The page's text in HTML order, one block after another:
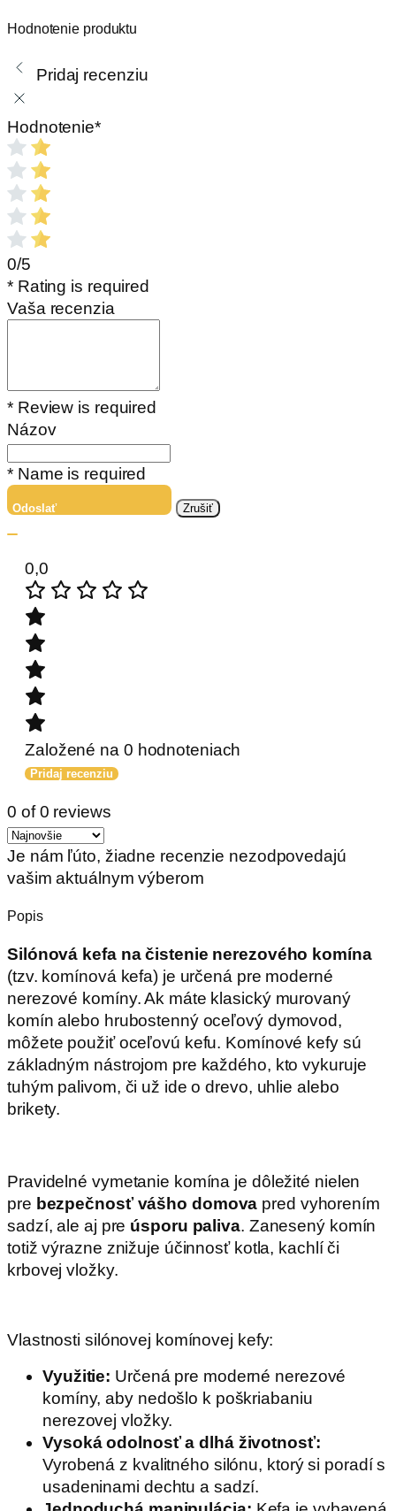
čistenie
komína,
silónová
Hodnotenie produktu
Pridaj recenziu
Hodnotenie*
0/5
* Rating is required
Vaša recenzia
* Review is required
Názov
* Name is required
Odoslať Zrušiť
0,0
Založené na 0 hodnoteniach
Pridaj recenziu
0 of 0 reviews
Je nám ľúto, žiadne recenzie nezodpovedajú
vašim aktuálnym výberom
Popis
Silónová kefa na čistenie nerezového komína
(tzv. komínová kefa) je určená pre moderné
nerezové komíny. Ak máte klasický murovaný
komín alebo hrubostenný oceľový dymovod,
môžete použiť oceľovú kefu. Komínové kefy sú
základným nástrojom pre každého, kto vykuruje
tuhým palivom, či už ide o drevo, uhlie alebo
brikety.
Pravidelné vymetanie komína je dôležité nielen
pre bezpečnosť vášho domova pred vyhorením
sadzí, ale aj pre úsporu paliva. Zanesený komín
totiž výrazne znižuje účinnosť kotla, kachlí či
krbovej vložky.
Vlastnosti silónovej komínovej kefy:
Využitie: Určená pre moderné nerezové
komíny, aby nedošlo k poškriabaniu
nerezovej vložky.
Vysoká odolnosť a dlhá životnosť:
Vyrobená z kvalitného silónu, ktorý si poradí s
usadeninami dechtu a sadzí.